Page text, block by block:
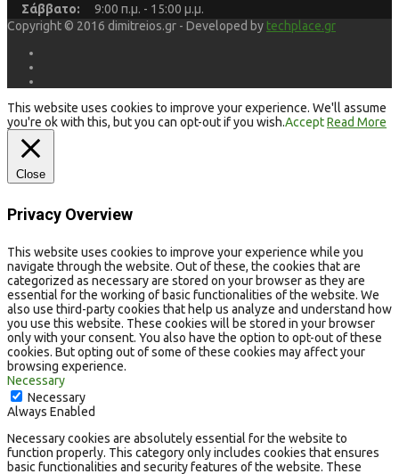
Σάββατο:
9:00 π.μ. - 15:00 μ.μ.
Copyright © 2016 dimitreios.gr - Developed by techplace.gr
This website uses cookies to improve your experience. We'll assume
you're ok with this, but you can opt-out if you wish.AcceptRead More
Close
Privacy Overview
This website uses cookies to improve your experience while you
navigate through the website. Out of these, the cookies that are
categorized as necessary are stored on your browser as they are
essential for the working of basic functionalities of the website. We
also use third-party cookies that help us analyze and understand how
you use this website. These cookies will be stored in your browser
only with your consent. You also have the option to opt-out of these
cookies. But opting out of some of these cookies may affect your
browsing experience.
Necessary
Necessary
Always Enabled
Necessary cookies are absolutely essential for the website to
function properly. This category only includes cookies that ensures
basic functionalities and security features of the website. These